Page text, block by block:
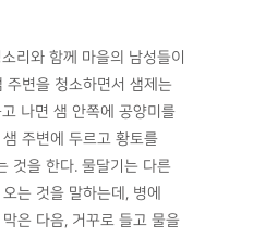
리와 함께 마을의 남성들이
주변을 청소하면서 샘제는
나면 샘 안쪽에 공양미를
주변에 두르고 황토를
것을 한다. 물달기는 다른
는 것을 말하는데, 병에
은 다음, 거꾸로 들고 물을